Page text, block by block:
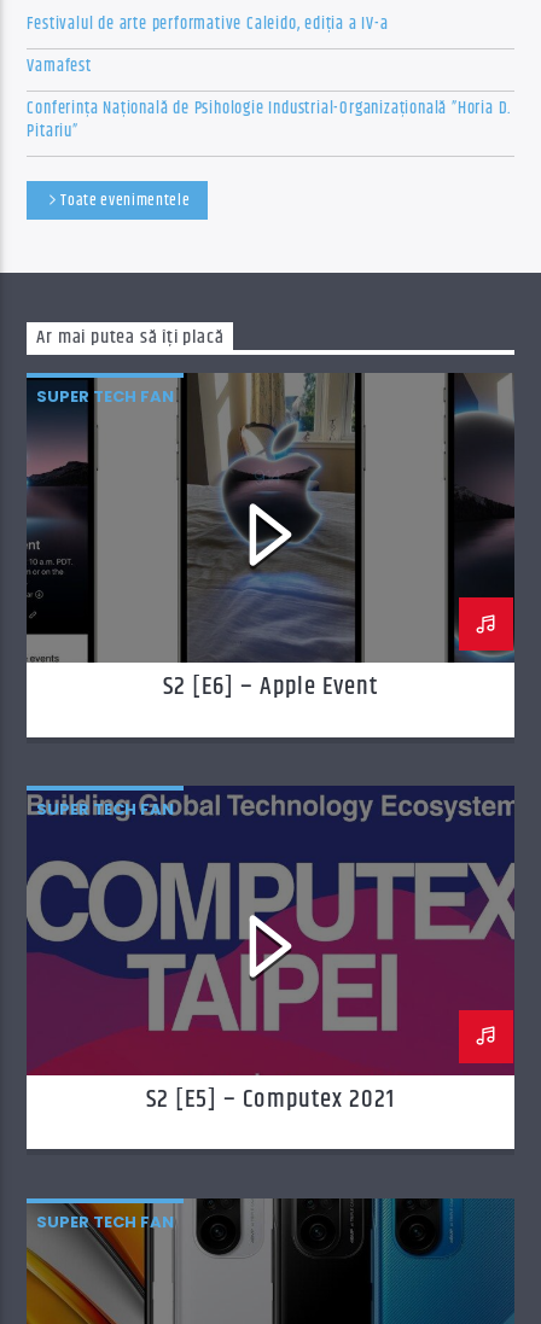
Festivalul de arte performative Caleido, ediția a IV-a
Vamafest
Conferința Națională de Psihologie Industrial-Organizațională ”Horia D.
Pitariu”
Toate evenimentele
Ar mai putea să îți placă
SUPER TECH FAN
S2 [E6] – Apple Event
SUPER TECH FAN
S2 [E5] – Computex 2021
SUPER TECH FAN